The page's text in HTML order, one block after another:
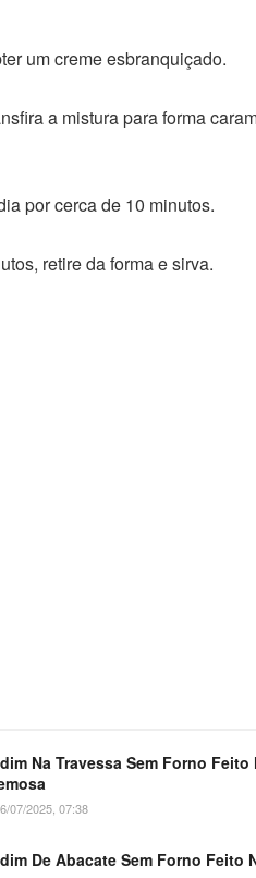
um creme esbranquiçado.
a mistura para forma
por cerca de 10 minutos.
retire da forma e sirva.
Na Travessa Sem Forno
07/2025, 07:38
De Abacate Sem Forno Feito